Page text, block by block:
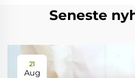
Seneste
21
Aug